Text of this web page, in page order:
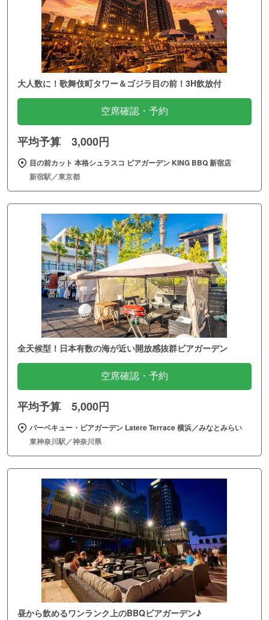
大人数に！歌舞伎町タワー＆ゴジラ目の前！3H飲放付
空席確認・予約
平均予算 3,000円
目の前カット 本格シュラスコ ビアガーデン KING BBQ 新宿店
新宿駅／東京都
全天候型！日本有数の海が近い開放感抜群ビアガーデン
空席確認・予約
平均予算 5,000円
バーベキュー・ビアガーデン Latere Terrace 横浜／みなとみらい
東神奈川駅／神奈川県
昼から飲めるワンランク上のBBQビアガーデン♪